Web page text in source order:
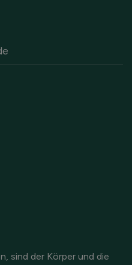
sind der Körper und die